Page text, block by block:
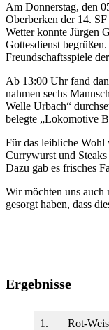
Am Donnerstag, den
Oberberken der 14.
Wetter konnte Jürgen
Gottesdienst
Freundschaftsspiele
Ab 13:00 Uhr fand
nahmen sechs
Welle Urbach“
belegte „Lokomotive
Für das leibliche Wohl
Currywurst und
Dazu gab es frisches
Wir möchten uns auch
gesorgt haben, dass
Ergebnisse
1. Rot-